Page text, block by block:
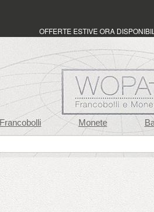
OFFERTE ESTIVE ORA
Francobolli Monete